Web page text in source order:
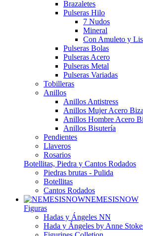
Brazaletes
Pulseras Hilo
7 Nudos
Mineral
Con Amuleto y
Pulseras Bolas
Pulseras Acero
Pulseras Metal
Pulseras Variadas
Tobilleras
Anillos
Anillos Antistress
Anillos Mujer Acero
Anillos Hombre Acero
Anillos Bisutería
Pendientes
Llaveros
Rosarios
Botellitas, Piedra y Cantos Rodados
Piedras brutas - Pulida
Botellitas
Cantos Rodados
NEMESISNOW
Figuras
Hadas y Ángeles NN
Hada y Ángeles by Anne